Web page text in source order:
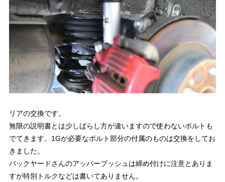
リアの交換です。
無限の説明書とは少しばらし方が違いますので使わないボルトも
でてきます。1Gが必要なボルト部分の付属のものは交換をしてお
きました。
バックヤードさんのアッパーブッシュは締め付けに注意とありま
すが特別トルクなどは書いてありません。